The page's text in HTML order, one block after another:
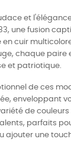
et
une fusion
en cuir
chaque paire
et patriotique.
de ces
enveloppant
de couleurs
parfaits
ajouter une